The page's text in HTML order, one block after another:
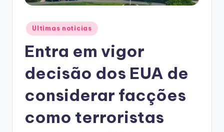
Posted
in
Ultimas noticias
Entra em vigor
decisão dos EUA de
considerar facções
como terroristas